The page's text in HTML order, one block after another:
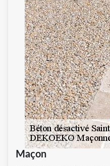
Maçon